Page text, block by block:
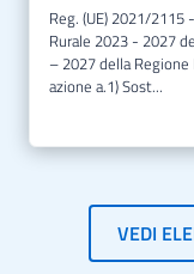
Reg. (UE) 2021/
Rurale 2023 - 2027
– 2027 della Regione
azione a.1) Sost...
VEDI